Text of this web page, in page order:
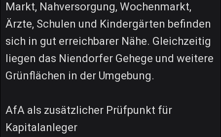
Markt, Nahversorgung, Wochenmarkt,
Ärzte, Schulen und Kindergärten befinden
sich in gut erreichbarer Nähe. Gleichzeitig
liegen das Niendorfer Gehege und weitere
Grünflächen in der Umgebung.
AfA als zusätzlicher Prüfpunkt für
Kapitalanleger